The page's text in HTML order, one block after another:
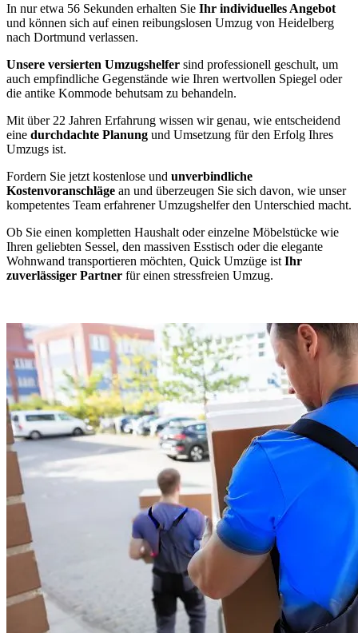
In nur etwa 56 Sekunden erhalten Sie Ihr individuelles Angebot
und können sich auf einen reibungslosen Umzug von Heidelberg
nach Dortmund verlassen.
Unsere versierten Umzugshelfer sind professionell geschult, um
auch empfindliche Gegenstände wie Ihren wertvollen Spiegel oder
die antike Kommode behutsam zu behandeln.
Mit über 22 Jahren Erfahrung wissen wir genau, wie entscheidend
eine durchdachte Planung und Umsetzung für den Erfolg Ihres
Umzugs ist.
Fordern Sie jetzt kostenlose und unverbindliche
Kostenvoranschläge an und überzeugen Sie sich davon, wie unser
kompetentes Team erfahrener Umzugshelfer den Unterschied macht.
Ob Sie einen kompletten Haushalt oder einzelne Möbelstücke wie
Ihren geliebten Sessel, den massiven Esstisch oder die elegante
Wohnwand transportieren möchten, Quick Umzüge ist Ihr
zuverlässiger Partner für einen stressfreien Umzug.